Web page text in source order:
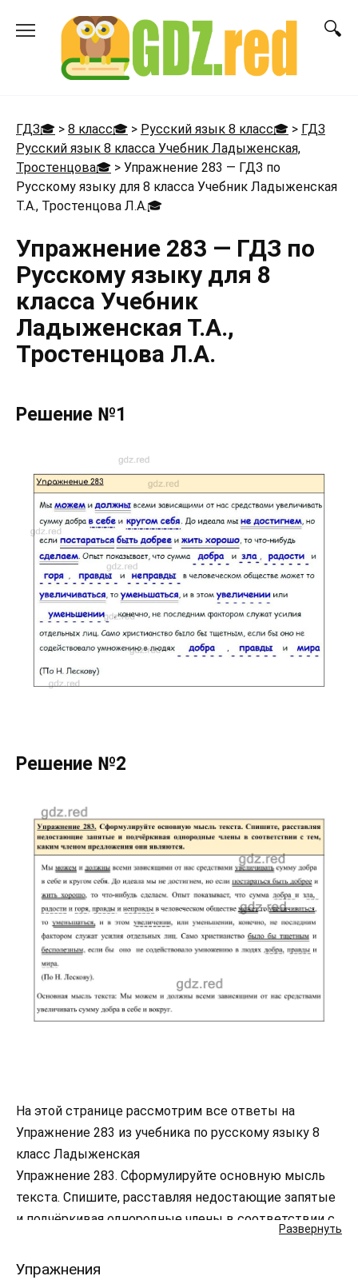
ГДЗ🎓 > 8 класс🎓 > Русский язык 8 класс🎓 > ГДЗ
Русский язык 8 класса Учебник Ладыженская,
Тростенцова🎓 > Упражнение 283 — ГДЗ по
Русскому языку для 8 класса Учебник Ладыженская
Т.А., Тростенцова Л.А.🎓
Упражнение 283 — ГДЗ по
Русскому языку для 8
класса Учебник
Ладыженская Т.А.,
Тростенцова Л.А.
Решение №1
Решение №2
Развернуть
На этой странице рассмотрим все ответы на
Упражнение 283 из учебника по русскому языку 8
класс Ладыженская
Упражнение 283. Сформулируйте основную мысль
текста. Спишите, расставляя недостающие запятые
и подчёркивая однородные члены в соответствии с
Упражнения